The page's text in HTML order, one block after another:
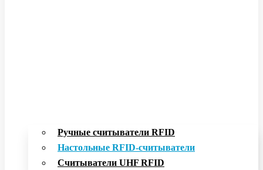
Ручные считыватели RFID
Настольные RFID-считыватели
Считыватели UHF RFID